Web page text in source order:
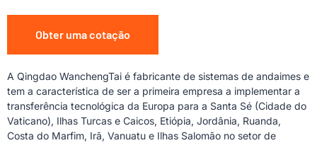
Obter uma cotação
A Qingdao WanchengTai é fabricante de sistemas de andaimes e
tem a característica de ser a primeira empresa a implementar a
transferência tecnológica da Europa para a Santa Sé (Cidade do
Vaticano), Ilhas Turcas e Caicos, Etiópia, Jordânia, Ruanda,
Costa do Marfim, Irã, Vanuatu e Ilhas Salomão no setor de